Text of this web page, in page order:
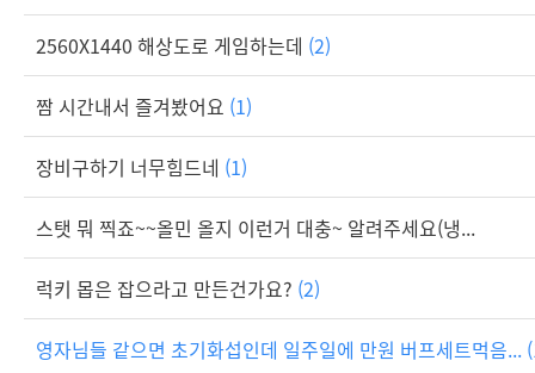
2560X1440 해상도로 게임하는데 (2)
짬 시간내서 즐겨봤어요 (1)
장비구하기 너무힘드네 (1)
스탯 뭐 찍죠~~올민 올지 이런거 대충~ 알려주세요(냉...
럭키 몹은 잡으라고 만든건가요? (2)
영자님들 같으면 초기화섭인데 일주일에 만원 버프세트먹음...